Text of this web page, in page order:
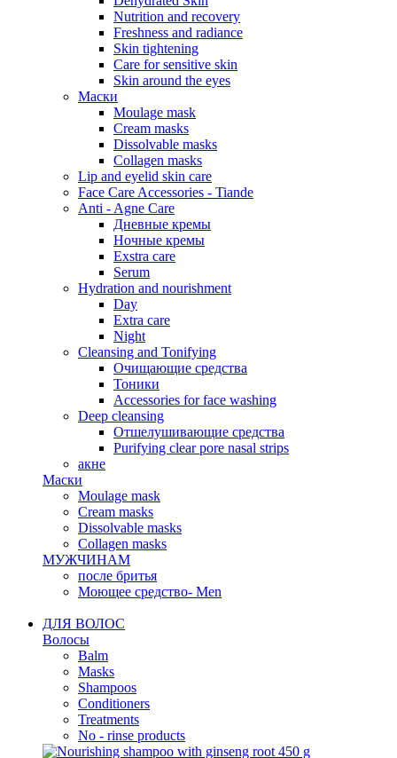
Nutrition and recovery
Freshness and radiance
Skin tightening
Care for sensitive skin
Skin around the eyes
Маски
Moulage mask
Cream masks
Dissolvable masks
Collagen masks
Lip and eyelid skin care
Face Care Accessories - Tiande
Anti - Agne Care
Дневные кремы
Ночные кремы
Exstra care
Serum
Hydration and nourishment
Day
Extra care
Night
Cleansing and Tonifying
Очищающие средства
Тоники
Accessories for face washing
Deep cleansing
Отшелушивающие средства
Purifying clear pore nasal strips
акне
Маски
Moulage mask
Cream masks
Dissolvable masks
Collagen masks
МУЖЧИНАМ
после бритья
Моющее средство- Men
ДЛЯ ВОЛОС
Волосы
Balm
Masks
Shampoos
Conditioners
Treatments
No - rinse products